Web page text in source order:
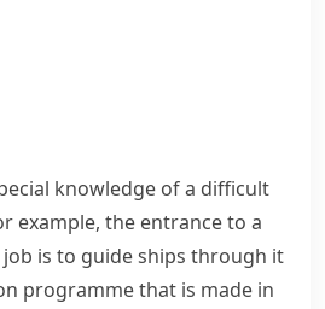
knowledge of a difficult
example, the entrance to a
job is to guide ships through it
programme that is made in